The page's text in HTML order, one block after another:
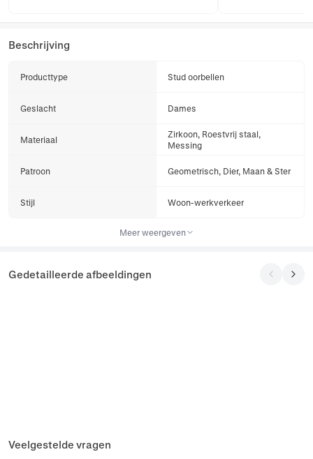
Beschrijving
Producttype Stud oorbellen
Geslacht Dames
Materiaal
Zirkoon, Roestvrij staal,
Messing
Patroon Geometrisch, Dier, Maan & Ster
Stijl Woon-werkverkeer
Meer weergeven
Gedetailleerde afbeeldingen
Veelgestelde vragen